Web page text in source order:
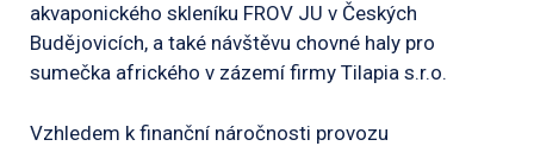
akvaponického skleníku FROV JU v Českých
Budějovicích, a také návštěvu chovné haly pro
sumečka afrického v zázemí firmy Tilapia s.r.o.
Vzhledem k finanční náročnosti provozu